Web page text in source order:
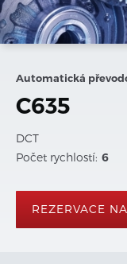
Automatická
C635
DCT
Počet rychlostí: 6
REZERVACE